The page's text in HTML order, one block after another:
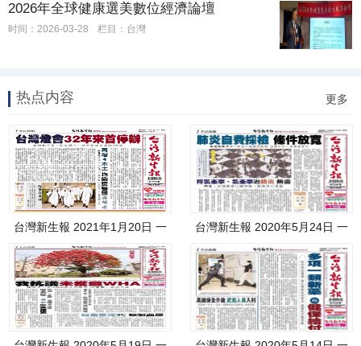
2026年全球健康選美數位經濟論壇
时间：2026-03-28 栏目：台灣
热点内容 更多
台灣新生報 2021年1月20日 一
台灣新生報 2020年5月24日 一